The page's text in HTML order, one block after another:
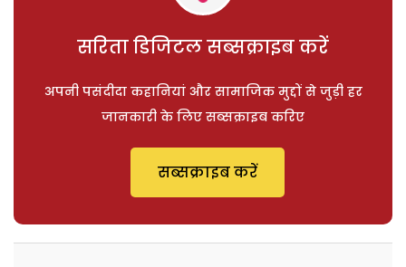
सरिता डिजिटल सब्सक्राइब करें
अपनी पसंदीदा कहानियां और सामाजिक मुद्दों से जुड़ी हर
जानकारी के लिए सब्सक्राइब करिए
सब्सक्राइब करें